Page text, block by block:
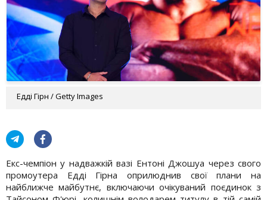
Едді Гірн / Getty Images
Екс-чемпіон у надважкій вазі Ентоні Джошуа через свого
промоутера Едді Гірна оприлюднив свої плани на
найближче майбутнє, включаючи очікуваний поєдинок з